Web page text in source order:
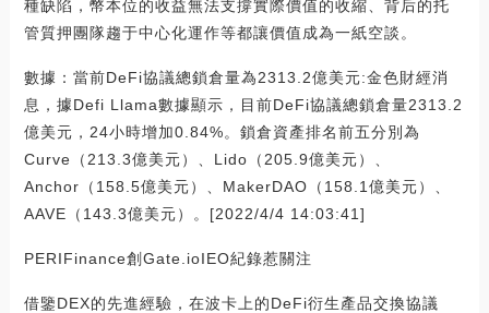
種缺陷，幣本位的收益無法支撐實際價值的收縮、背后的托
管質押團隊趨于中心化運作等都讓價值成為一紙空談。
數據：當前DeFi協議總鎖倉量為2313.2億美元:金色財經消
息，據Defi Llama數據顯示，目前DeFi協議總鎖倉量2313.2
億美元，24小時增加0.84%。鎖倉資產排名前五分別為
Curve（213.3億美元）、Lido（205.9億美元）、
Anchor（158.5億美元）、MakerDAO（158.1億美元）、
AAVE（143.3億美元）。[2022/4/4 14:03:41]
PERIFinance創Gate.ioIEO紀錄惹關注
借鑒DEX的先進經驗，在波卡上的DeFi衍生產品交換協議